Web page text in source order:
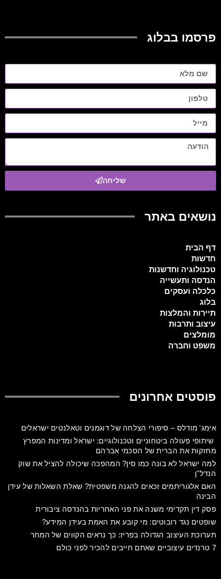
פרסמו בבלוג
שליחה
נושאים באתר
דף הבית
חדשות
טכנולוגיה וחדשנות
הנדסה ותעשייה
כלכלה ועסקים
בלוג
תיירות והמלצות
עיצוב ותרבות
מומלצים
משפט וחברה
פוסטים אחרונים
אימג' מודלס – סיפורי הצלחה של דוגמנים וטאלנטים ישראלים
שיתופי פעולה ביטחוניים וטכנולוגיים: ישראל ומדינות המפרץ
מחזקות את הברית של הסכמי אברהם
למה ישראל לא בונה כמו סין? המהפכה שיכולה להציל את שוק
הנדל"ן
האם אלגוריתמים זכאים להגנה משפטית? שאלת השאלות של עידן
הבינה
פסק דין תקדימי משנה את פני האחריות בהנדסה ציבורית
שופטים נגד רובוטים: מי קובע את האמת בעידן המידע?
תערוכת העיצוב הגדולה בפריז: כך נראים הקווים של המחר
7 טרנדים עיצוביים שאתם חייבים להכיר לפני כולם